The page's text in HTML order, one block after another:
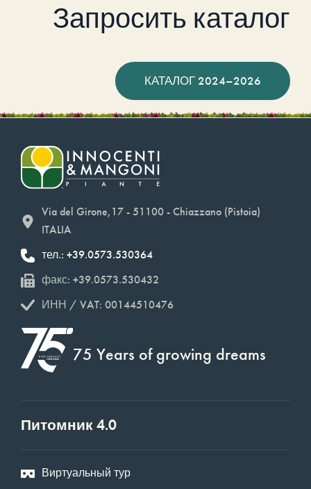
Запросить каталог
КАТАЛОГ 2024–2026
Via del Girone,17 - 51100 - Chiazzano (Pistoia)
ITALIA
тел.: +39.0573.530364
факс: +39.0573.530432
ИНН / VAT: 00144510476
75 Years of growing dreams
Питомник 4.0
Виртуальный тур